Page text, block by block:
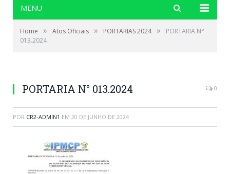
MENU
Home » Atos Oficiais » PORTARIAS 2024 »
PORTARIA N°
013.2024
PORTARIA N° 013.2024 0
POR CR2-ADMIN1 EM 20 DE JUNHO DE 2024